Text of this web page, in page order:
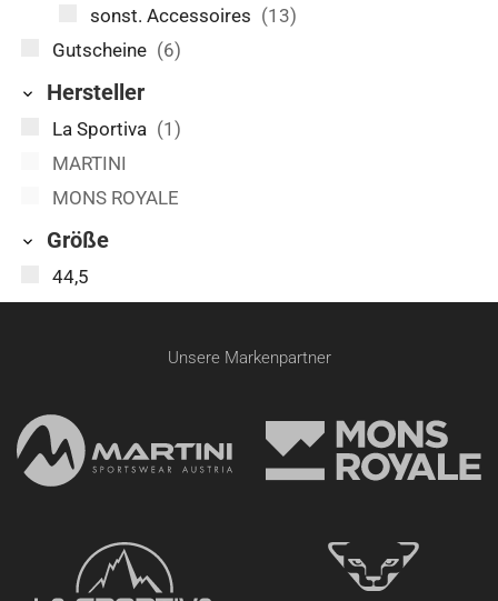
sonst. Accessoires (13)
Gutscheine (6)
Hersteller
La Sportiva (1)
MARTINI
MONS ROYALE
Größe
44,5
Unsere Markenpartner